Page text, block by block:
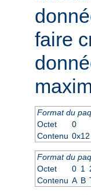
faire
Format du
Octet
0
Contenu 0x12
Format du
Octet
0 1
Contenu A B